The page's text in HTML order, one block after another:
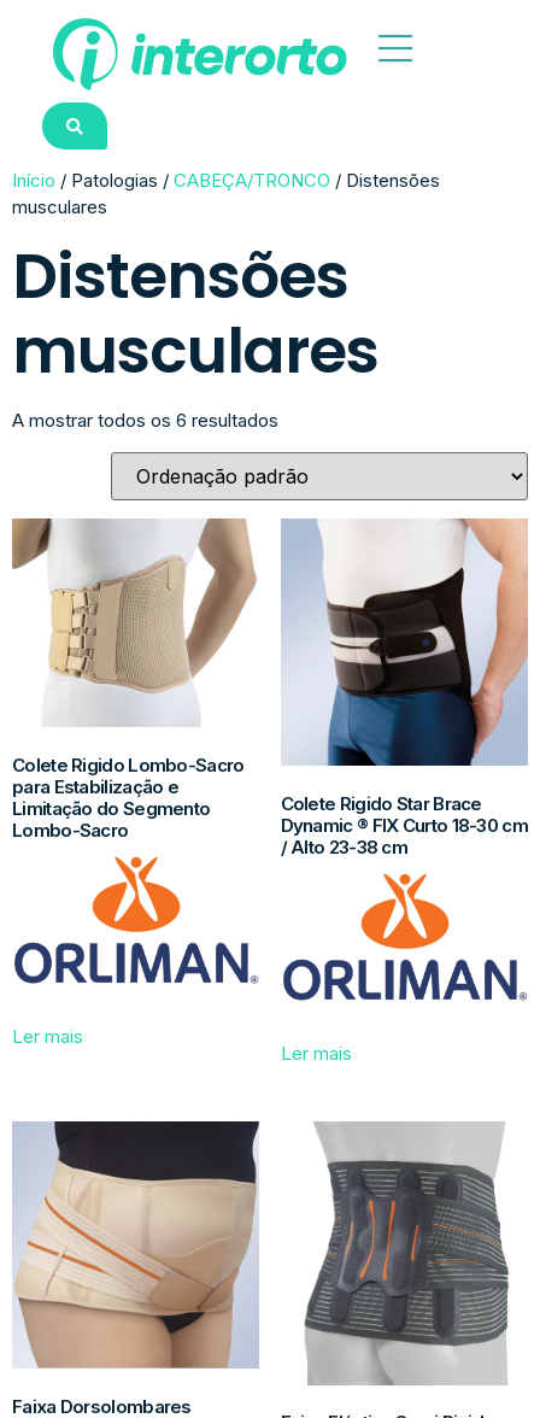
Início / Patologias / CABEÇA/TRONCO / Distensões
musculares
Distensões
musculares
A mostrar todos os 6 resultados
Colete Rigido Lombo-Sacro
para Estabilização e
Limitação do Segmento
Lombo-Sacro
Ler mais
Colete Rigido Star Brace
Dynamic ® FIX Curto 18-30 cm
/ Alto 23-38 cm
Ler mais
Faixa Dorsolombares